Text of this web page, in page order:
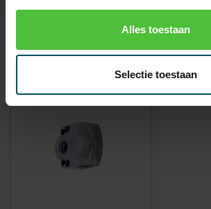
Alles toestaan
Selectie toestaan
Recent bekeken